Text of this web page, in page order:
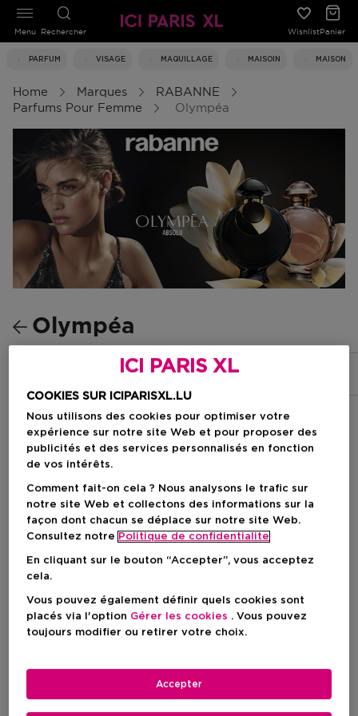
Rechercher WishlistPanier
PARFUM VISAGE MAQUILLAGE MAISOIN MAISON
Menu
Home Marques
RABANNE
Parfums Pour Femme
Olympéa
Olympéa
Black XS For Her Lady Million
Filtrer
5 Résultats
ICI PARIS XL
COOKIES SUR ICIPARISXL.LU
Nous utilisons des cookies pour optimiser votre
expérience sur notre site Web et pour proposer des
publicités et des services personnalisés en fonction
de vos intérêts.
Comment fait-on cela ? Nous analysons le trafic sur
notre site Web et collectons des informations sur la
façon dont chacun se déplace sur notre site Web.
Consultez notre Politique de confidentialite
En cliquant sur le bouton “Accepter”, vous acceptez
cela.
Vous pouvez également définir quels cookies sont
placés via l'option Gérer les cookies . Vous pouvez
toujours modifier ou retirer votre choix.
Accepter